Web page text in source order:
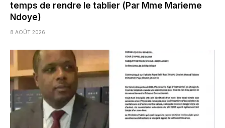
temps de rendre le tablier (Par Mme Marieme
Ndoye)
8 AOÛT 2026